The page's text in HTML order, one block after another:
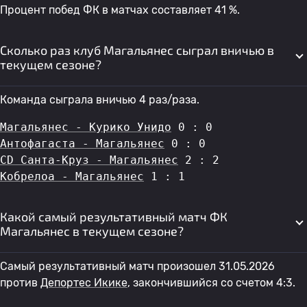
Процент побед ФК в матчах составляет 41 %.
Сколько раз клуб Магальянес сыграл вничью в
текущем сезоне?
Команда сыграла вничью 4 раз/раза.
Магальянес - Курико Унидо 0 : 0
Антофагаста - Магальянес 0 : 0
CD Санта-Круз - Магальянес 2 : 2
Кобрелоа - Магальянес 1 : 1
Какой самый результативный матч ФК
Магальянес в текущем сезоне?
Самый результативный матч произошел 31.05.2026
против Депортес Икике, закончившийся со счетом 4:3.